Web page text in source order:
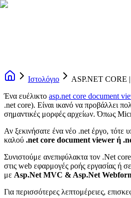
Ιστολόγιο
ASP.NET
Ένα ευέλικτο asp.net core document
.net core). Είναι ικανό να προβάλλει
σημαντικές μορφές αρχείων. Όπως
Αν ξεκινήσατε ένα νέο .net έργο, τότε
καλού .net core document viewer ή
Συνιστούμε ανεπιφύλακτα τον .Net
στις web εφαρμογές ροής εργασίας ή
με Asp.Net MVC & Asp.Net
Για περισσότερες λεπτομέρειες,